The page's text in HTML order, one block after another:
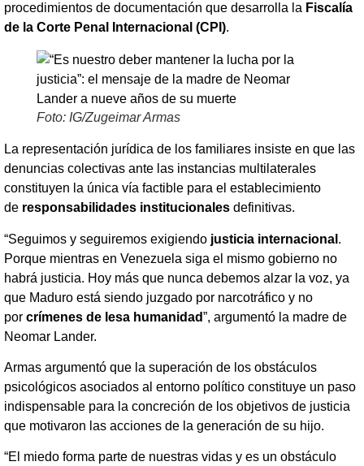
procedimientos de documentación que desarrolla la Fiscalía
de la Corte Penal Internacional (CPI).
Foto: IG/Zugeimar Armas
La representación jurídica de los familiares insiste en que las
denuncias colectivas ante las instancias multilaterales
constituyen la única vía factible para el establecimiento
de responsabilidades institucionales definitivas.
“Seguimos y seguiremos exigiendo justicia internacional .
Porque mientras en Venezuela siga el mismo gobierno no
habrá justicia. Hoy más que nunca debemos alzar la voz, ya
que Maduro está siendo juzgado por narcotráfico y no
por crímenes de lesa humanidad”, argumentó la madre de
Neomar Lander.
Armas argumentó que la superación de los obstáculos
psicológicos asociados al entorno político constituye un paso
indispensable para la concreción de los objetivos de justicia
que motivaron las acciones de la generación de su hijo.
“El miedo forma parte de nuestras vidas y es un obstáculo